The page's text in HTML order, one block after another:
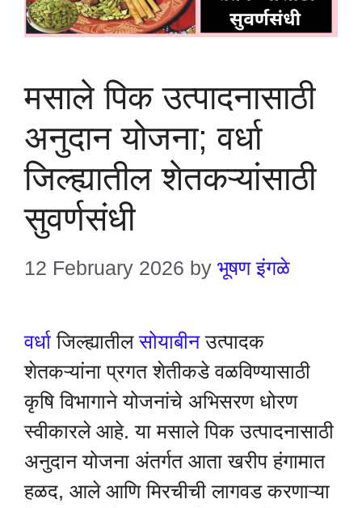
मसाले पिक उत्पादनासाठी
अनुदान योजना; वर्धा
जिल्ह्यातील शेतकऱ्यांसाठी
सुवर्णसंधी
12 February 2026 by भूषण इंगळे
वर्धा जिल्ह्यातीलसोयाबीनउत्पादक
शेतकऱ्यांना प्रगत शेतीकडे वळविण्यासाठी
कृषि विभागाने योजनांचे अभिसरण धोरण
स्वीकारले आहे. या मसाले पिक उत्पादनासाठी
अनुदान योजना अंतर्गत आता खरीप हंगामात
हळद, आले आणि मिरचीची लागवड करणाऱ्या